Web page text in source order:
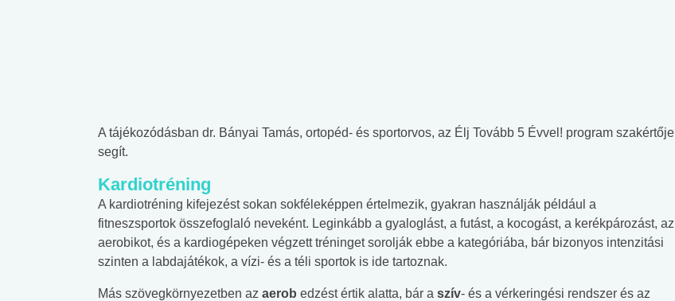
A tájékozódásban dr. Bányai Tamás, ortopéd- és sportorvos, az Élj Tovább 5 Évvel! program szakértője
segít.
Kardiotréning
A kardiotréning kifejezést sokan sokféleképpen értelmezik, gyakran használják például a
fitneszsportok összefoglaló neveként. Leginkább a gyaloglást, a futást, a kocogást, a kerékpározást, az
aerobikot, és a kardiogépeken végzett tréninget sorolják ebbe a kategóriába, bár bizonyos intenzitási
szinten a labdajátékok, a vízi- és a téli sportok is ide tartoznak.
Más szövegkörnyezetben az aerob edzést értik alatta, bár a szív- és a vérkeringési rendszer és az